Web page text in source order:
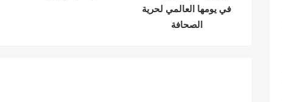
في يومها العالمي لحرية
الصحافة